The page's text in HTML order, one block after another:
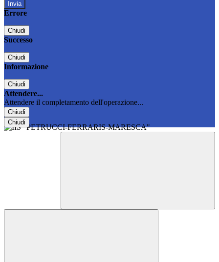
Errore
Chiudi
Successo
Chiudi
Informazione
Chiudi
Attendere...
Attendere il completamento dell'operazione...
Chiudi
Chiudi